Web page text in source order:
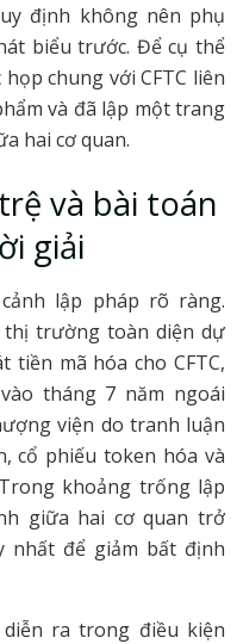
định không nên phụ
biểu trước. Để cụ thể
họp chung với CFTC liên
và đã lập một trang
hai cơ quan.
và bài toán
giải
lập pháp rõ ràng.
thị trường toàn diện dự
tiền mã hóa cho CFTC,
tháng 7 năm ngoái
viện do tranh luận
cổ phiếu token hóa và
khoảng trống lập
giữa hai cơ quan trở
nhất để giảm bất định
ra trong điều kiện